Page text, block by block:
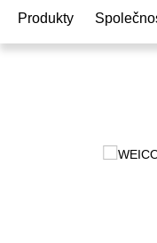
Produkty